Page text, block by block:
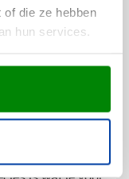
die ze hebben
hun services.
en lang mooi
praktische
je
op deze